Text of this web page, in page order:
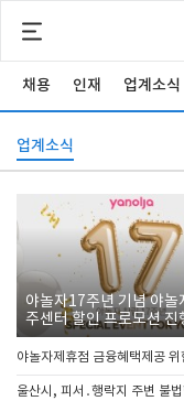
채용 인재 업계소식
업계소식
야놀자17주년 기념 야놀
주센터 할인 프로모션 진
야놀자제휴점 금융혜택제공
울산시, 피서․행락지 주변 불